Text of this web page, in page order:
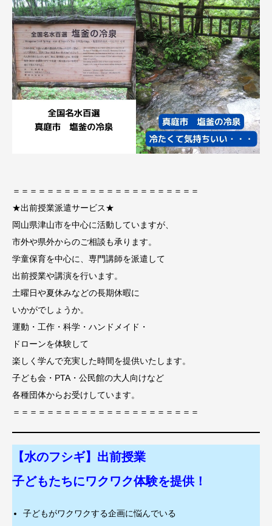
＝＝＝＝＝＝＝＝＝＝＝＝＝＝＝＝＝＝＝＝＝＝
★出前授業派遣サービス★
岡山県津山市を中心に活動していますが、
市外や県外からのご相談も承ります。
学童保育を中心に、専門講師を派遣して
出前授業や講演を行います。
土曜日や夏休みなどの長期休暇に
いかがでしょうか。
運動・工作・科学・ハンドメイド・
ドローンを体験して
楽しく学んで充実した時間を提供いたします。
子ども会・PTA・公民館の大人向けなど
各種団体からお受けしています。
＝＝＝＝＝＝＝＝＝＝＝＝＝＝＝＝＝＝＝＝＝＝
【水のフシギ】出前授業
子どもたちにワクワク体験を提供！
子どもがワクワクする企画に悩んでいる